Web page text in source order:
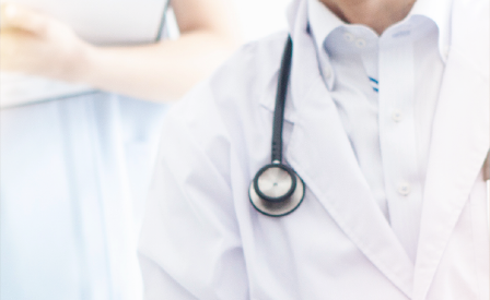
症状が慢性化したら
検査と診断
中等症・軽症の患者さんへ
血友病保因者さんとそのご家族の方へ
妊娠・出産時のリスクと備え
現在の血友病治療環境を知ろう
「保因者健診」に行こう
家庭で行う補充療法
インヒビター
血友病患者さんの医療費助成制度について
血友病患者さんのための輸注アプリ
シェアード・ディシジョン・メイキングって？
医療者が主導する治療決定からシェアード・ディシジョ
どんなプロセスで進むの？
シェアード・ディシジョン・メイキングを行うための準備
いまのあなたの状況をまとめて、医師と話す準備をしてみ
すぐに役立つ！シェアード・ディシジョン・メイキング
あなたは独りではありません。多くの人が
笑顔の未来を共に描こう Draw Your Voice.
小学校にはどう伝えた？
体育の授業・運動会はどうしてる？
学校生活で困ったことはある？
就職するとき心配なことは？
子ども／自分が病気とわかったとき、どう思った？
子どもが病気とわかったとき、配偶者の反応やサポート
は？
子ども（男の子）に病気のことをどう伝えた？
周囲に病気のことを話している？
交際相手に病気のことをどう伝えた？
病気のことで、親子で喧嘩になったことはありますか？
病気のことで落ち込んだ時はある？それを、どう乗り越え
治療について
病気や治療のことで疑問／不安があったときどうしてる？
実際に家庭で輸注してみて、どうだった？
自己輸注を始めたときは、どうだった？
輸注において、配偶者のサポートは得られている？
病気や治療に関する情報は、どう収集している？
やりたいスポーツはできている？そのために注意してるこ
旅行はどうしてる？そのために注意していることは？
生活するうえで疑問／不安があったときどうしてる？
（保因者として）子どもを産むとき、どうだった？
将来について、心配に思うことは？（お子さんの成長や、
自身の進路など）
患者さんの心のステージとは？
ステージ1-1 病気の理解 病気を前向きに受け止めるために
ステージ1-2 病気の理解 自己肯定感の高め方
ステージ2-1 サポーターとの関係構築 自分の気持ちをうま
ステージ2-2 サポーターとの関係構築 生活習慣のマネジメ
ステージ3-1 病気のコントロールと達成感 マイナス思考か
ら抜け出すためのテクニック
ステージ3-2 病気のコントロールと達成感 小さな成功を積
日常生活での注意
スポーツについて
旅行について
中等症・軽症の患者さんへ 今、
中等症・軽症の患者さんが危ない
Q.中等症・軽症での出血リスクは？
Q.どのような出血が起こりやすいですか？
Q.血友病性関節症を予防するためには？
ライフステージに応じた
乳児期 血友病について
暮らしのヒント（成長に合わせた工夫）
暮らしのヒント（医療費助成制度）
幼児期～小学生 血友病治療で目指す未来
年齢や生活に合わせた定期補充療法
成長や生活に合わせた治療法の見直し
かかりつけ歯科医をつくろう
家庭療法を始めよう
関節評価とリハビリテーション
青年期 血友病治療について再確認
整形外科とリハビリテーション
かかりつけ医（ホームドクター）をつくろう
中高年期 血友病とエイジング
関節の評価と身体の動かし方
動画で見る
家庭でできるエクササイズ
Myパートナーのご紹介